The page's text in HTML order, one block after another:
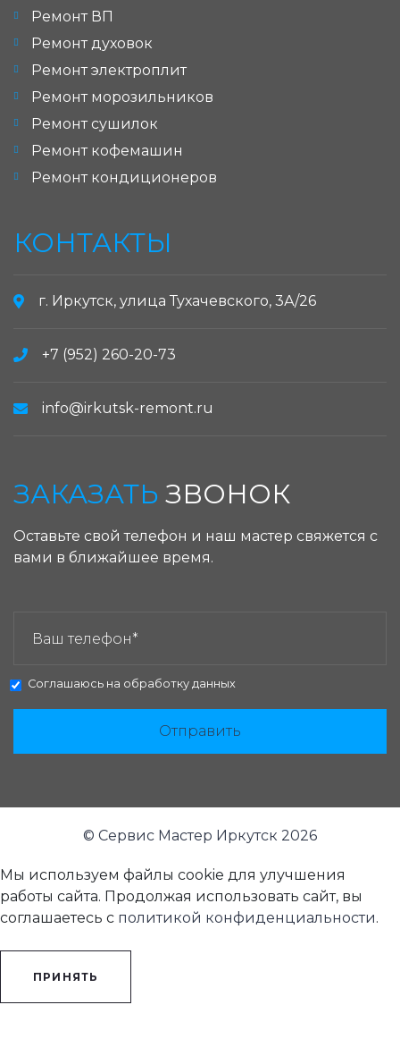
Ремонт ВП
Ремонт духовок
Ремонт электроплит
Ремонт морозильников
Ремонт сушилок
Ремонт кофемашин
Ремонт кондиционеров
КОНТАКТЫ
г. Иркутск, улица Тухачевского, 3А/26
+7 (952) 260-20-73
info@irkutsk-remont.ru
ЗАКАЗАТЬ ЗВОНОК
Оставьте свой телефон и наш мастер свяжется с
вами в ближайшее время.
Соглашаюсь на обработку данных
Отправить
© Сервис Мастер Иркутск 2026
Мы используем файлы cookie для улучшения
работы сайта. Продолжая использовать сайт, вы
соглашаетесь с политикой конфиденциальности.
ПРИНЯТЬ